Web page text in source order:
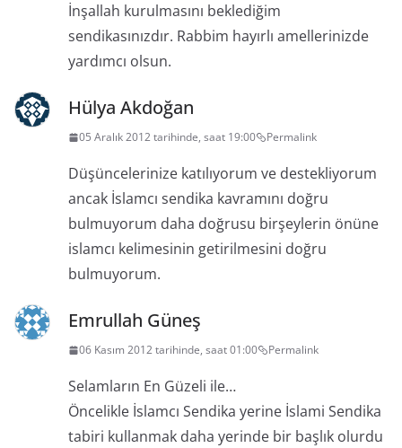
İnşallah kurulmasını beklediğim
sendikasınızdır. Rabbim hayırlı amellerinizde
yardımcı olsun.
Hülya Akdoğan
05 Aralık 2012 tarihinde, saat 19:00 Permalink
Düşüncelerinize katılıyorum ve destekliyorum
ancak İslamcı sendika kavramını doğru
bulmuyorum daha doğrusu birşeylerin önüne
islamcı kelimesinin getirilmesini doğru
bulmuyorum.
Emrullah Güneş
06 Kasım 2012 tarihinde, saat 01:00 Permalink
Selamların En Güzeli ile…
Öncelikle İslamcı Sendika yerine İslami Sendika
tabiri kullanmak daha yerinde bir başlık olurdu